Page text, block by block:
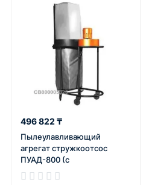
496 822 ₸
Пылеулавливающий
агрегат стружкоотсос
ПУАД-800 (с
электродвигателем)